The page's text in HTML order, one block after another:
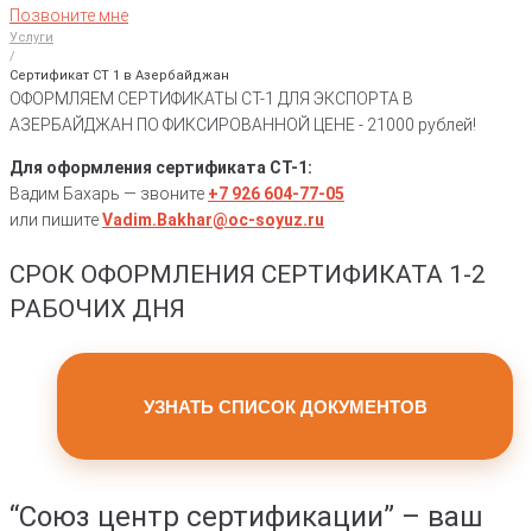
Позвоните мне
Услуги
/
Сертификат СТ 1 в Азербайджан
ОФОРМЛЯЕМ СЕРТИФИКАТЫ СТ-1 ДЛЯ ЭКСПОРТА В
АЗЕРБАЙДЖАН ПО ФИКСИРОВАННОЙ ЦЕНЕ - 21000 рублей!
Для оформления сертификата СТ-1:
Вадим Бахарь — звоните +7 926 604-77-05
или пишитеVadim.Bakhar@oc-soyuz.ru
СРОК ОФОРМЛЕНИЯ СЕРТИФИКАТА 1-2
РАБОЧИХ ДНЯ
УЗНАТЬ СПИСОК ДОКУМЕНТОВ
“Союз центр сертификации” – ваш